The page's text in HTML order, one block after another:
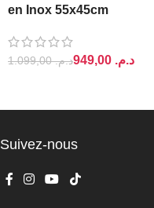
en Inox 55x45cm
د.م.1.099,00 د.م.
Suivez-nous